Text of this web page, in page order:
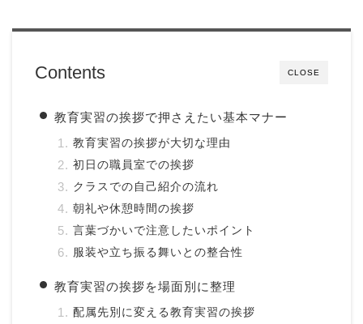
CLOSE
Contents
教育実習の挨拶で押さえたい基本マナー
教育実習の挨拶が大切な理由
初日の職員室での挨拶
クラスでの自己紹介の流れ
朝礼や休憩時間の挨拶
言葉づかいで注意したいポイント
服装や立ち振る舞いとの整合性
教育実習の挨拶を場面別に整理
配属先別に変える教育実習の挨拶